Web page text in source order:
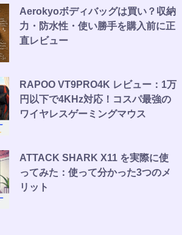
Aerokyoボディバッグは買い？収納
力・防水性・使い勝手を購入前に正
直レビュー
RAPOO VT9PRO4K レビュー：1万
円以下で4KHz対応！コスパ最強の
ワイヤレスゲーミングマウス
ATTACK SHARK X11 を実際に使
ってみた：使って分かった3つのメ
リット